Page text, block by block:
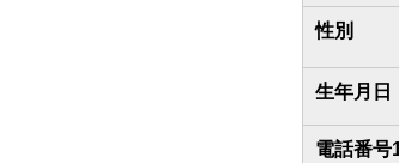
性別
生年月日
電話番号